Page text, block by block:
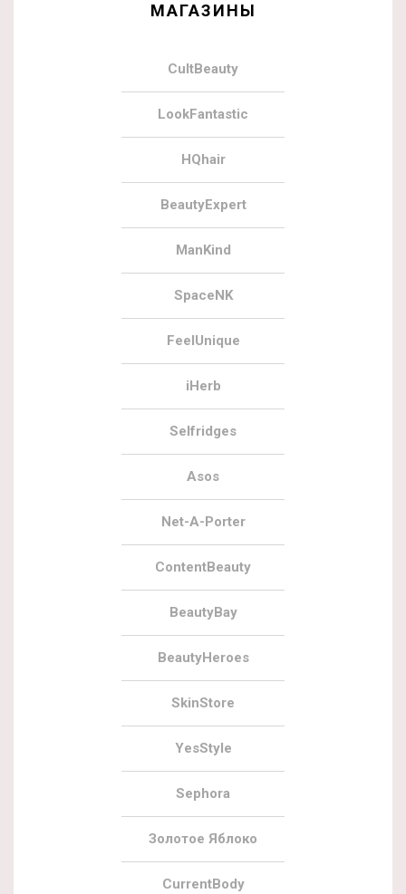
МАГАЗИНЫ
CultBeauty
LookFantastic
HQhair
BeautyExpert
ManKind
SpaceNK
FeelUnique
iHerb
Selfridges
Asos
Net-A-Porter
ContentBeauty
BeautyBay
BeautyHeroes
SkinStore
YesStyle
Sephora
Золотое Яблоко
CurrentBody